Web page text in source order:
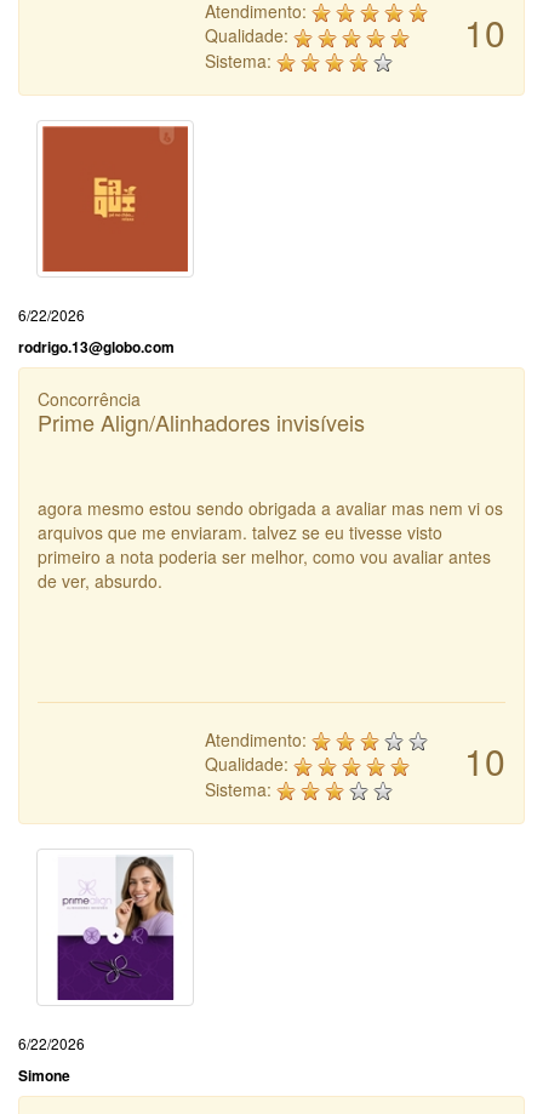
10
Atendimento:
Qualidade:
Sistema:
6/22/2026
rodrigo.13@globo.com
Concorrência
Prime Align/Alinhadores invisíveis
agora mesmo estou sendo obrigada a avaliar mas nem vi os
arquivos que me enviaram. talvez se eu tivesse visto
primeiro a nota poderia ser melhor, como vou avaliar antes
de ver, absurdo.
10
Atendimento:
Qualidade:
Sistema:
6/22/2026
Simone